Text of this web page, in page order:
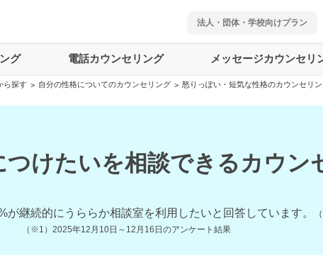
法人・団体・学校向けプラン
グ 電話カウンセリング メッセージカウンセリ
ら探す > 自分の性格についてのカウンセリング > 怒りっぽい・短気な性格のカウンセリ
けたいを相談できるカウン
が継続的にうららか相談室を利用したいと回答しています。
（※1） 2025年12月10日～12月16日 のアンケート結果